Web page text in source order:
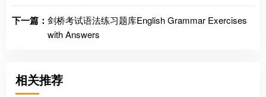
下一篇： 剑桥考试语法练习题库English Grammar Exercises
with Answers
相关推荐